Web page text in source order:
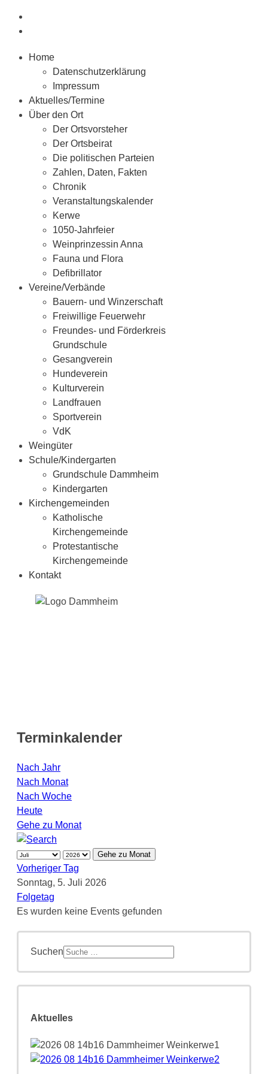
Home
Datenschutzerklärung
Impressum
Aktuelles/Termine
Über den Ort
Der Ortsvorsteher
Der Ortsbeirat
Die politischen Parteien
Zahlen, Daten, Fakten
Chronik
Veranstaltungskalender
Kerwe
1050-Jahrfeier
Weinprinzessin Anna
Fauna und Flora
Defibrillator
Vereine/Verbände
Bauern- und Winzerschaft
Freiwillige Feuerwehr
Freundes- und Förderkreis
Grundschule
Gesangverein
Hundeverein
Kulturverein
Landfrauen
Sportverein
VdK
Weingüter
Schule/Kindergarten
Grundschule Dammheim
Kindergarten
Kirchengemeinden
Katholische
Kirchengemeinde
Protestantische
Kirchengemeinde
Kontakt
Terminkalender
Nach Jahr
Nach Monat
Nach Woche
Heute
Gehe zu Monat
Gehe zu Monat
Vorheriger Tag
Sonntag, 5. Juli 2026
Folgetag
Es wurden keine Events gefunden
Suchen
Aktuelles